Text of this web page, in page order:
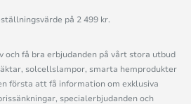
på 2 499 kr.
och få bra erbjudanden på vårt stora utbud
solcellslampor, smarta hemprodukter
första att få information om exklusiva
specialerbjudanden och